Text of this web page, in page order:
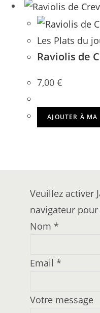
Les Plats du
Raviolis de
7,00€
AJOUTER À MA
Veuillez activer
navigateur
Nom *
Email *
Votre message